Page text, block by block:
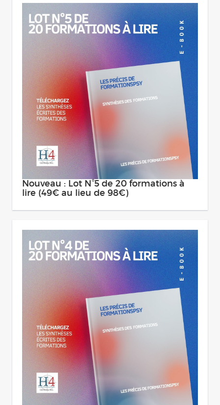
Nouveau : Lot N°5 de 20 formations à
lire (49€ au lieu de 98€)